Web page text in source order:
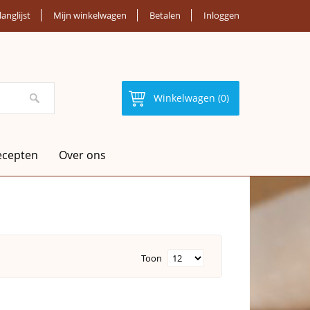
Mijn winkelwagen Betalen Inloggen
Winkelwagen (0)
Over ons
Toon